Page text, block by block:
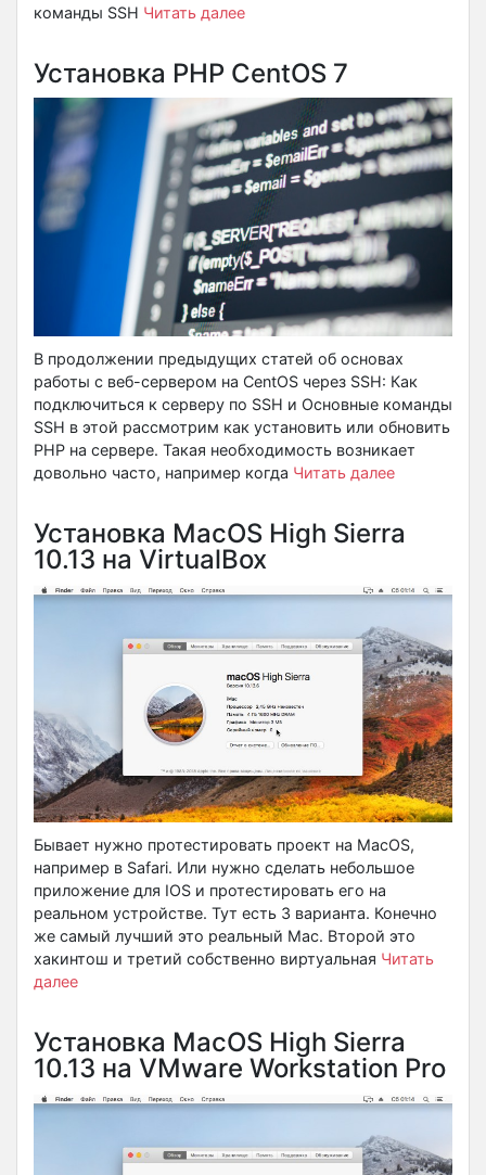
команды SSH Читать далее
Установка PHP CentOS 7
В продолжении предыдущих статей об основах
работы с веб-сервером на CentOS через SSH: Как
подключиться к серверу по SSH и Основные команды
SSH в этой рассмотрим как установить или обновить
PHP на сервере. Такая необходимость возникает
довольно часто, например когда Читать далее
Установка MacOS High Sierra
10.13 на VirtualBox
Бывает нужно протестировать проект на MacOS,
например в Safari. Или нужно сделать небольшое
приложение для IOS и протестировать его на
реальном устройстве. Тут есть 3 варианта. Конечно
же самый лучший это реальный Mac. Второй это
хакинтош и третий собственно виртуальная Читать
далее
Установка MacOS High Sierra
10.13 на VMware Workstation Pro